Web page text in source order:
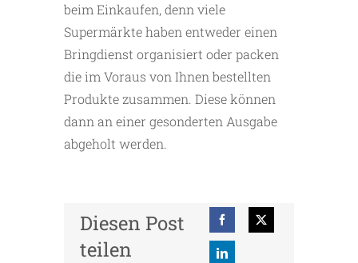
beim Einkaufen, denn viele
Supermärkte haben entweder einen
Bringdienst organisiert oder packen
die im Voraus von Ihnen bestellten
Produkte zusammen. Diese können
dann an einer gesonderten Ausgabe
abgeholt werden.
Diesen Post
teilen